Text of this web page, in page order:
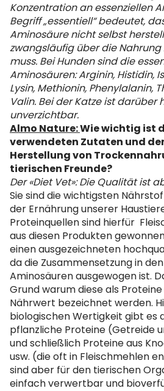
Konzentration an essenziellen
Begriff „essentiell“ bedeutet,
Aminosäure nicht selbst
zwangsläufig über die
muss. Bei Hunden sind die
Aminosäuren: Arginin, Histidin,
Lysin, Methionin, Phenylalanin,
Valin. Bei der Katze ist darüber
unverzichtbar.
Almo Nature:Wie wichtig ist
verwendeten Zutaten und
Herstellung von
tierischen Freunde?
Der «Diet Vet»: Die Qualität ist
Sie sind die wichtigsten
der Ernährung unserer
Proteinquellen sind hierfür
aus diesen Produkten
einen ausgezeichneten
da die Zusammensetzung in
Aminosäuren ausgewogen ist.
Grund warum diese als
Nährwert bezeichnet werden.
biologischen Wertigkeit gibt es
pflanzliche Proteine ​​(Getreide
und schließlich Proteine ​​aus
usw. (die oft in Fleischmehlen
sind aber für den tierischen
einfach verwertbar und